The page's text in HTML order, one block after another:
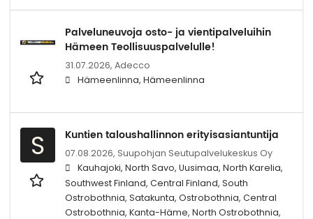
Palveluneuvoja osto- ja vientipalveluihin
Hämeen Teollisuuspalvelulle!
31.07.2026, Adecco
Hämeenlinna, Hämeenlinna
S Kuntien taloushallinnon erityisasiantuntija
07.08.2026, Suupohjan Seutupalvelukeskus Oy
Kauhajoki, North Savo, Uusimaa, North Karelia,
Southwest Finland, Central Finland, South
Ostrobothnia, Satakunta, Ostrobothnia, Central
Ostrobothnia, Kanta-Häme, North Ostrobothnia,